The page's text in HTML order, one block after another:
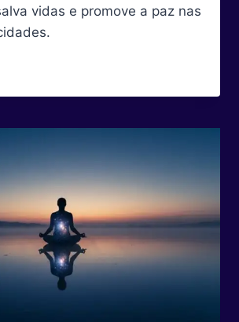
vidas e promove a paz nas